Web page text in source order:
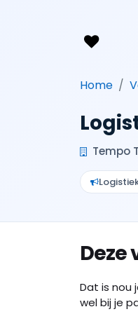
Home
Tempo
Deze
Dat is nou
wel bij je